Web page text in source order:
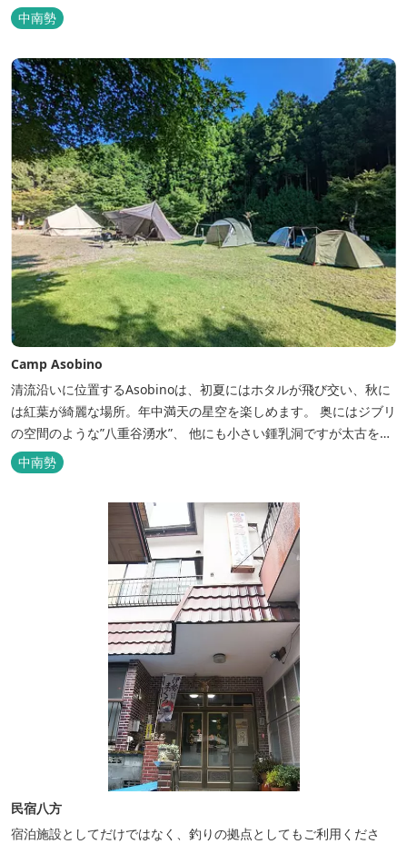
す。 紀勢自動車道「大宮大台Ic」から車で約10分と好アクセス！
今年の営業は１２月１４日（日）までです！来年は３月１日（日）
ートテント...
中南勢
Camp Asobino
清流沿いに位置するAsobinoは、初夏にはホタルが飛び交い、秋に
は紅葉が綺麗な場所。年中満天の星空を楽しめます。 奥にはジブリ
の空間のような”八重谷湧水”、 他にも小さい鍾乳洞ですが太古を想
像させる”風穴”などがあり、自然が豊かなスポットです。 wi-fi完
備。テントサウナもご利用いただけます。 また近くには廃校を活用
中南勢
民宿八方
宿泊施設としてだけではなく、釣りの拠点としてもご利用くださ